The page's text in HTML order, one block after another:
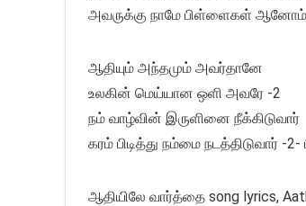
அவருக்கு நாமே பிள்ளைகள் ஆனோம்
ஆதியும் அந்தமும் அவர்தானே
உலகின் மெய்யான ஒளி அவரே -2
நம் வாழ்வின் இருளினை நீக்கிடுவார்
கரம் பிடித்து நம்மை நடத்திடுவார் -2-
ஆதியிலே வார்த்தை song lyrics,